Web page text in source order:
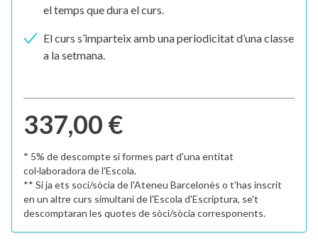
el temps que dura el curs.
El curs s’imparteix amb una periodicitat d’una classe
a la setmana.
337,00 €
* 5% de descompte si formes part d'una entitat
col·laboradora de l'Escola.
** Si ja ets soci/sòcia de l'Ateneu Barcelonès o t'has inscrit
en un altre curs simultani de l'Escola d'Escriptura, se't
descomptaran les quotes de sòci/sòcia corresponents.